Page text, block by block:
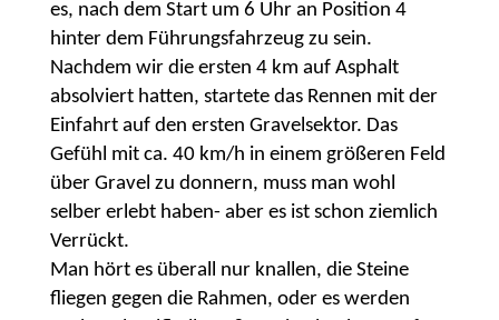
es, nach dem Start um 6 Uhr an Position 4
hinter dem Führungsfahrzeug zu sein.
Nachdem wir die ersten 4 km auf Asphalt
absolviert hatten, startete das Rennen mit der
Einfahrt auf den ersten Gravelsektor. Das
Gefühl mit ca. 40 km/h in einem größeren Feld
über Gravel zu donnern, muss man wohl
selber erlebt haben- aber es ist schon ziemlich
Verrückt.
Man hört es überall nur knallen, die Steine
fliegen gegen die Rahmen, oder es werden